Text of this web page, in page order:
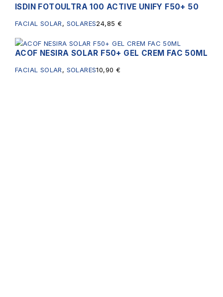
ISDIN FOTOULTRA 100 ACTIVE UNIFY F50+ 50
FACIAL SOLAR, SOLARES24,85 €
ACOF NESIRA SOLAR F50+ GEL CREM FAC 50ML
FACIAL SOLAR, SOLARES10,90 €